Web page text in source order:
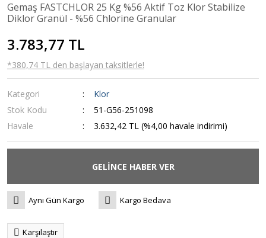
Gemaş FASTCHLOR 25 Kg %56 Aktif Toz Klor Stabilize
Diklor Granül - %56 Chlorine Granular
3.783,77 TL
*380,74 TL den başlayan taksitlerle!
Kategori
Klor
Stok Kodu
51-G56-251098
Havale
3.632,42 TL (%4,00 havale indirimi)
GELİNCE HABER VER
Aynı Gün Kargo Kargo Bedava
Karşılaştır